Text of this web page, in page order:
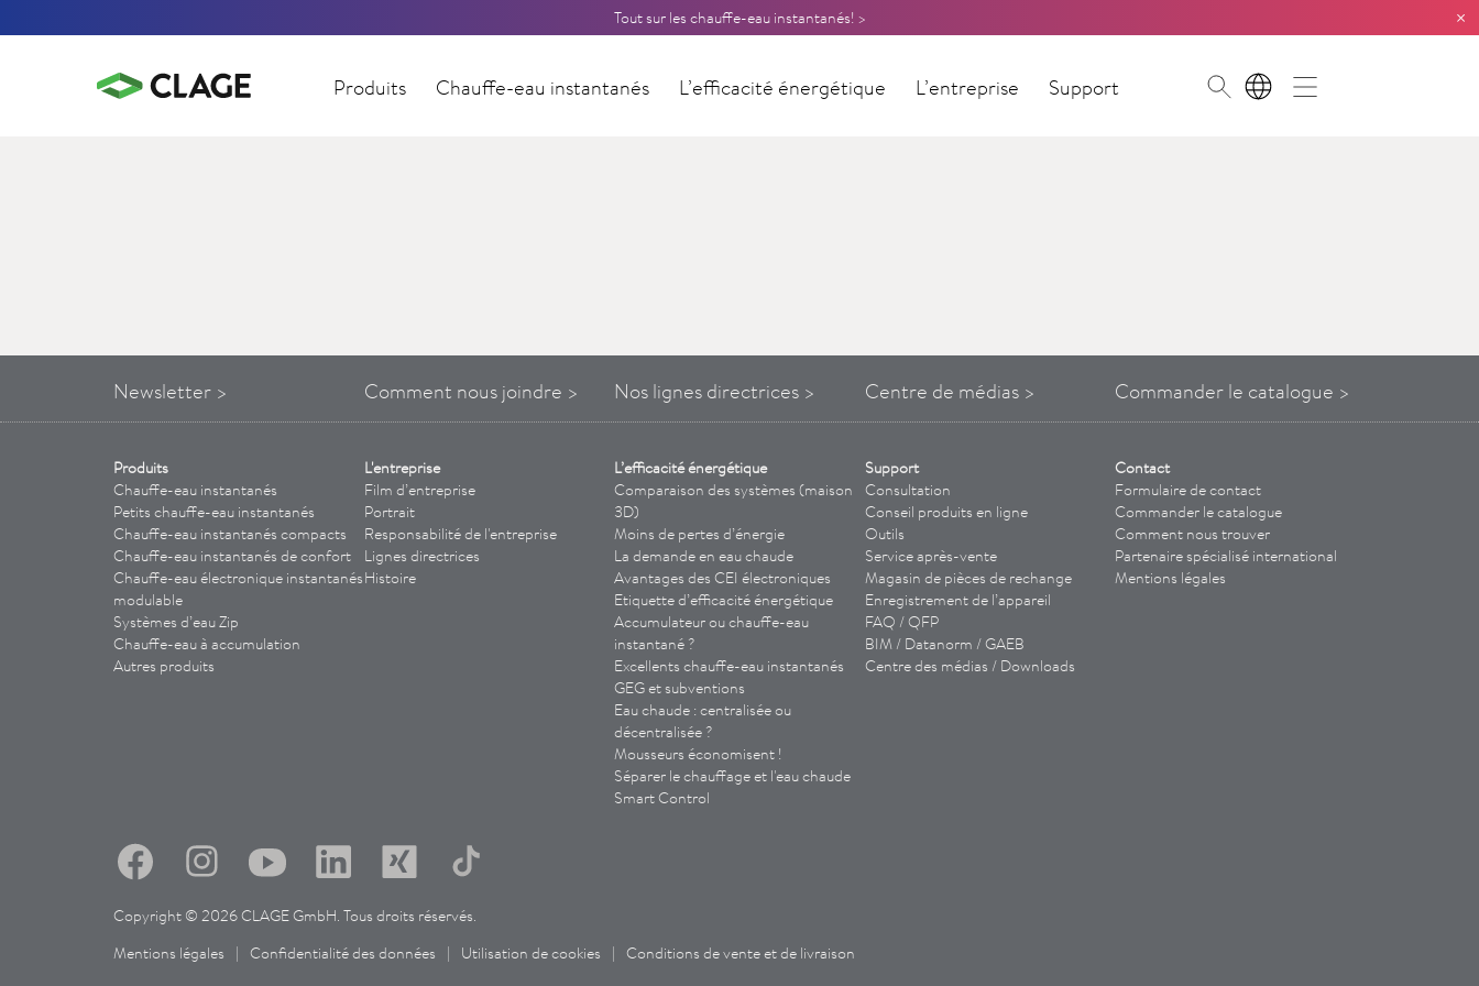
Tout sur les chauffe-eau instantanés! > ×
Produits Chauffe-eau instantanés L’efficacité énergétique L’entreprise Support FR
Newsletter > Comment nous joindre > Nos lignes directrices > Centre de médias > Commander le catalogue >
Produits
Chauffe-eau instantanés
Petits chauffe-eau instantanés
Chauffe-eau instantanés compacts
Chauffe-eau instantanés de confort
Chauffe-eau électronique instantanés
modulable
Systèmes d’eau Zip
Chauffe-eau à accumulation
Autres produits
L'entreprise
Film d’entreprise
Portrait
Responsabilité de l'entreprise
Lignes directrices
Histoire
L’efficacité énergétique
Comparaison des systèmes (maison
3D)
Moins de pertes d’énergie
La demande en eau chaude
Avantages des CEIélectroniques
Etiquette d’efficacité énergétique
Accumulateur ou chauffe-eau
instantané ?
Excellents chauffe-eau instantanés
GEG et subventions
Eau chaude : centralisée ou
décentralisée ?
Mousseurs économisent !
Séparer le chauffage et l'eau chaude
Smart Control
Support
Consultation
Conseil produits en ligne
Outils
Service après-vente
Magasin de pièces de rechange
Enregistrement de l’appareil
FAQ / QFP
BIM / Datanorm / GAEB
Centre des médias / Downloads
Contact
Formulaire de contact
Commander le catalogue
Comment nous trouver
Partenaire spécialisé international
Mentions légales
Copyright © 2026 CLAGE GmbH. Tous droits réservés.
Mentions légales | Confidentialité des données | Utilisation de cookies | Conditions de vente et de livraison